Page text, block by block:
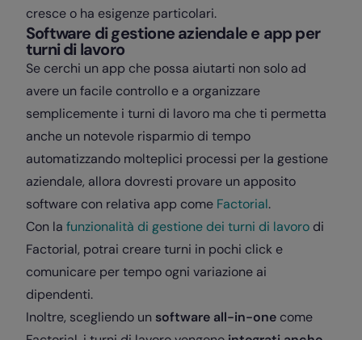
cresce o ha esigenze particolari.
Software di gestione aziendale e app per
turni di lavoro
Se cerchi un app che possa aiutarti non solo ad
avere un facile controllo e a organizzare
semplicemente i turni di lavoro ma che ti permetta
anche un notevole risparmio di tempo
automatizzando molteplici processi per la gestione
aziendale, allora dovresti provare un apposito
software con relativa app come Factorial.
Con la funzionalità di gestione dei turni di lavoro di
Factorial, potrai creare turni in pochi click e
comunicare per tempo ogni variazione ai
dipendenti.
Inoltre, scegliendo un software all-in-one come